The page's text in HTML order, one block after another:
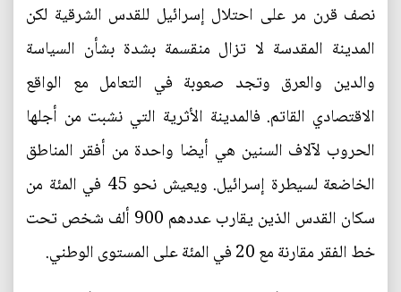
نصف قرن مر على احتلال إسرائيل للقدس الشرقية لكن
المدينة المقدسة لا تزال منقسمة بشدة بشأن السياسة
والدين والعرق وتجد صعوبة في التعامل مع الواقع
الاقتصادي القاتم. فالمدينة الأثرية التي نشبت من أجلها
الحروب لآلاف السنين هي أيضا واحدة من أفقر المناطق
الخاضعة لسيطرة إسرائيل. ويعيش نحو 45 في المئة من
سكان القدس الذين يقارب عددهم 900 ألف شخص تحت
خط الفقر مقارنة مع 20 في المئة على المستوى الوطني.